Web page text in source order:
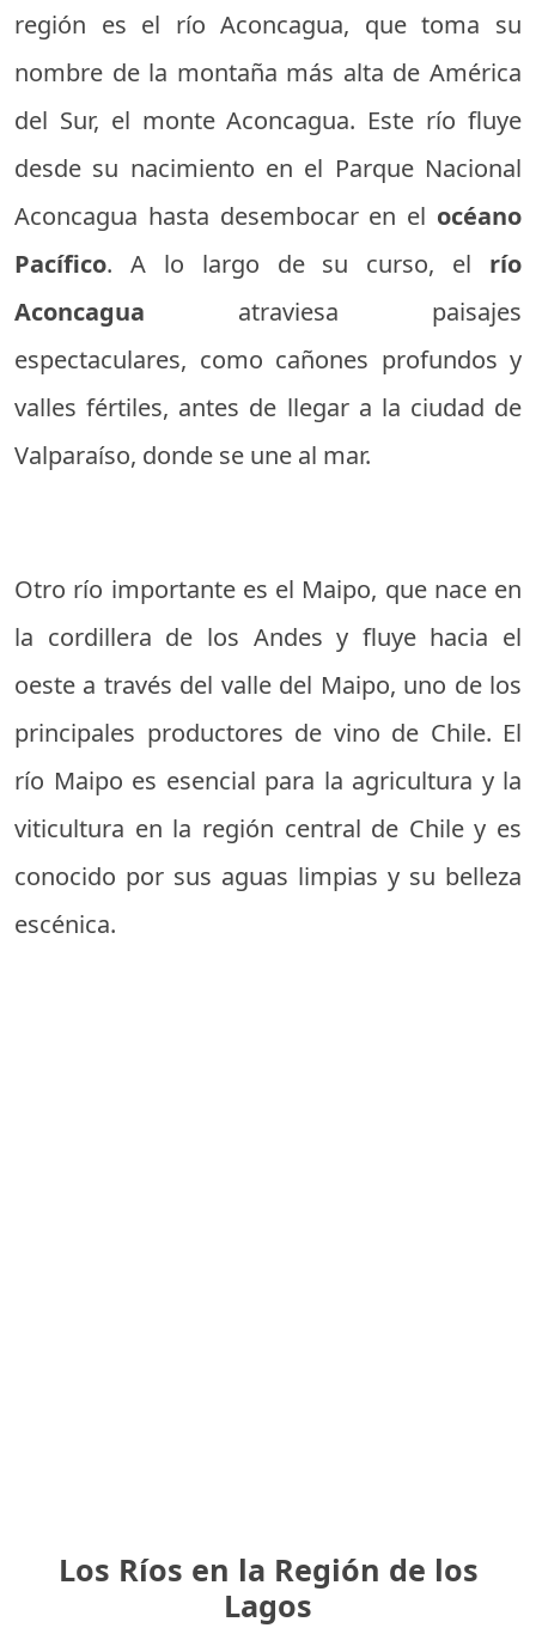
región es el río Aconcagua, que toma su
nombre de la montaña más alta de América
del Sur, el monte Aconcagua. Este río fluye
desde su nacimiento en el Parque Nacional
Aconcagua hasta desembocar en el océano
Pacífico. A lo largo de su curso, el río
Aconcagua atraviesa paisajes
espectaculares, como cañones profundos y
valles fértiles, antes de llegar a la ciudad de
Valparaíso, donde se une al mar.
Otro río importante es el Maipo, que nace en
la cordillera de los Andes y fluye hacia el
oeste a través del valle del Maipo, uno de los
principales productores de vino de Chile. El
río Maipo es esencial para la agricultura y la
viticultura en la región central de Chile y es
conocido por sus aguas limpias y su belleza
escénica.
Los Ríos en la Región de los
Lagos